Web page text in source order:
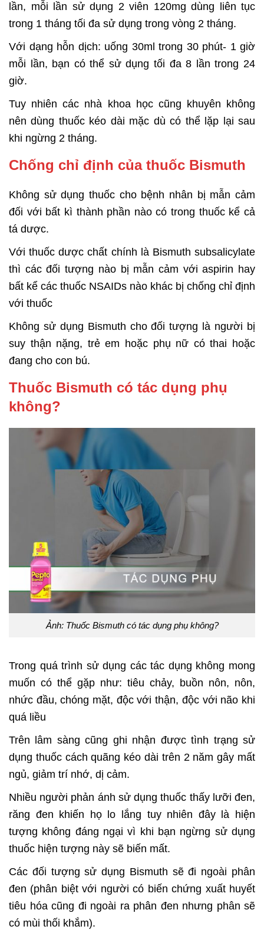
lần, mỗi lần sử dụng 2 viên 120mg dùng liên tục
trong 1 tháng tối đa sử dụng trong vòng 2 tháng.
Với dạng hỗn dịch: uống 30ml trong 30 phút- 1 giờ
mỗi lần, bạn có thể sử dụng tối đa 8 lần trong 24
giờ.
Tuy nhiên các nhà khoa học cũng khuyên không
nên dùng thuốc kéo dài mặc dù có thể lặp lại sau
khi ngừng 2 tháng.
Chống chỉ định của thuốc Bismuth
Không sử dụng thuốc cho bệnh nhân bị mẫn cảm
đối với bất kì thành phần nào có trong thuốc kể cả
tá dược.
Với thuốc dược chất chính là Bismuth subsalicylate
thì các đối tượng nào bị mẫn cảm với aspirin hay
bất kể các thuốc NSAIDs nào khác bị chống chỉ định
với thuốc
Không sử dụng Bismuth cho đối tượng là người bị
suy thận nặng, trẻ em hoặc phụ nữ có thai hoặc
đang cho con bú.
Thuốc Bismuth có tác dụng phụ
không?
Ảnh: Thuốc Bismuth có tác dụng phụ không?
Trong quá trình sử dụng các tác dụng không mong
muốn có thể gặp như: tiêu chảy, buồn nôn, nôn,
nhức đầu, chóng mặt, độc với thận, độc với não khi
quá liều
Trên lâm sàng cũng ghi nhận được tình trạng sử
dụng thuốc cách quãng kéo dài trên 2 năm gây mất
ngủ, giảm trí nhớ, dị cảm.
Nhiều người phản ánh sử dụng thuốc thấy lưỡi đen,
răng đen khiến họ lo lắng tuy nhiên đây là hiện
tượng không đáng ngại vì khi bạn ngừng sử dụng
thuốc hiện tượng này sẽ biến mất.
Các đối tượng sử dụng Bismuth sẽ đi ngoài phân
đen (phân biệt với người có biến chứng xuất huyết
tiêu hóa cũng đi ngoài ra phân đen nhưng phân sẽ
có mùi thối khắm).